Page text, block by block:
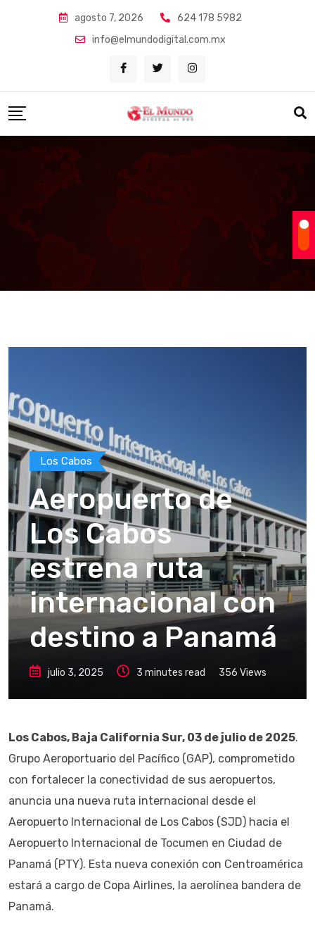
agosto 7, 2026
624 178 5982
info@elmundodigital.com.mx
Los Cabos
Aeropuerto de
Los Cabos
estrena ruta
internacional con
destino a Panamá
julio 3, 2025 3 minutes read 356 Views
Los Cabos, Baja California Sur, 03 de julio de 2025.
Grupo Aeroportuario del Pacífico (GAP), comprometido
con fortalecer la conectividad de sus aeropuertos,
anuncia una nueva ruta internacional desde el
Aeropuerto Internacional de Los Cabos (SJD) hacia el
Aeropuerto Internacional de Tocumen en Ciudad de
Panamá (PTY). Esta nueva conexión con Centroamérica
estará a cargo de Copa Airlines, la aerolínea bandera de
Panamá.